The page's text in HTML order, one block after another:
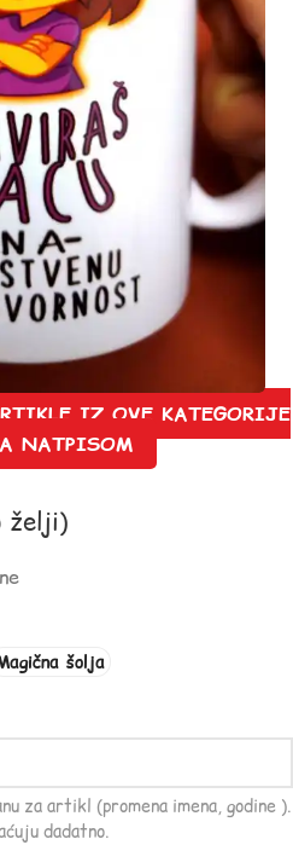
IZ OVE KATEGORIJE
NATPISOM
želji)
šolja
za artikl (promena imena, godine ).
dadatno.